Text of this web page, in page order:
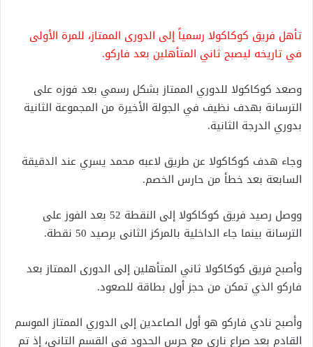
تأهل فريق كوكاكولا رسمياً إلى الدورى الممتاز، للمرة الأولى
في تاريخه ليصبح ثاني المتأهلين بعد فاركو.
وصعد كوكاكولا للدوري الممتاز بشكل رسمي بعد فوزه على
الترسانة بهدف نظيف في الجولة الأخيرة من المجموعة الثانية
بدوري الدرجة الثانية.
وجاء هدف كوكاكولا عن طريق لاعبه محمد يسري عند الدقيقة
السابعة بعد خطأ من حارس الخصم.
ووصل رصيد فريق كوكاكولا إلى النقطة 52 بعد الفوز على
الترسانة بينما جاء الداخلية بالمركز الثانى برصيد 50 نقطة.
وأصبح فريق كوكاكولا ثاني المتأهلين إلى الدورى الممتاز بعد
فاركو الذي تمكن من حجز أول بطاقة للصعود.
وأصبح نادي فاركو هو أول الصاعدين إلى الدوري الممتاز الموسم
القادم بعد صراع ناري مع حرس الحدود في القسم التاني، إذ تم